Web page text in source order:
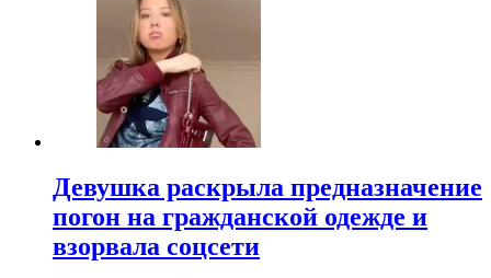
Девушка раскрыла предназначение
погон на гражданской одежде и
взорвала соцсети